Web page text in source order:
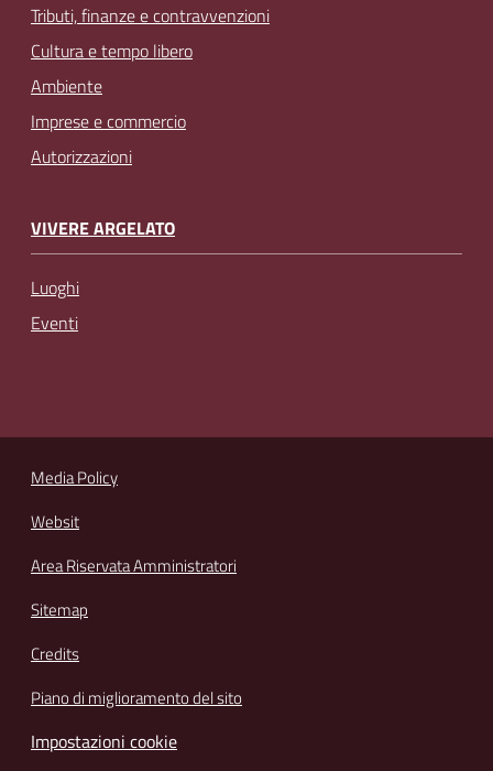
Tributi, finanze e contravvenzioni
Cultura e tempo libero
Ambiente
Imprese e commercio
Autorizzazioni
VIVERE ARGELATO
Luoghi
Eventi
Media Policy
Websit
Area Riservata Amministratori
Sitemap
Credits
Piano di miglioramento del sito
Impostazioni cookie